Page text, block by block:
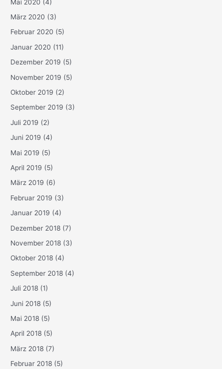
Mai 2020 (4)
März 2020 (3)
Februar 2020 (5)
Januar 2020 (11)
Dezember 2019 (5)
November 2019 (5)
Oktober 2019 (2)
September 2019 (3)
Juli 2019 (2)
Juni 2019 (4)
Mai 2019 (5)
April 2019 (5)
März 2019 (6)
Februar 2019 (3)
Januar 2019 (4)
Dezember 2018 (7)
November 2018 (3)
Oktober 2018 (4)
September 2018 (4)
Juli 2018 (1)
Juni 2018 (5)
Mai 2018 (5)
April 2018 (5)
März 2018 (7)
Februar 2018 (5)